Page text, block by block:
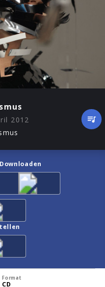
2012
Format
CD